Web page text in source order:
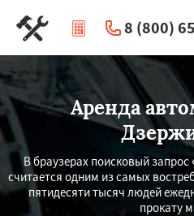
8 (800)
|
Аренда
В браузерах поисковый запрос
считается одним из самых
пятидесяти тысяч людей
прокату